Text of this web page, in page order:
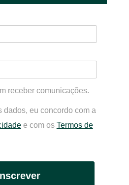
receber comunicações.
dados, eu concordo com a
e com os Termos de